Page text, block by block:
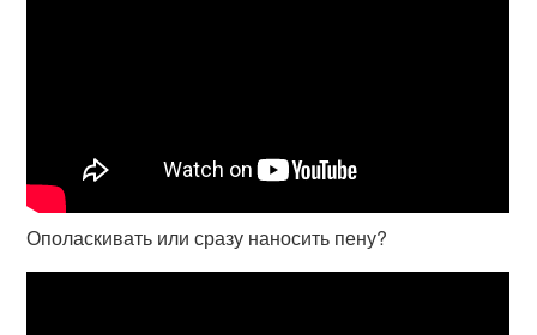
Ополаскивать или сразу наносить пену?